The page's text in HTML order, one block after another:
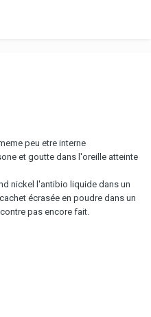
peu etre interne
et goutte dans l'oreille atteinte
nickel l'antibio liquide dans un
écrasée en poudre dans un
pas encore fait.